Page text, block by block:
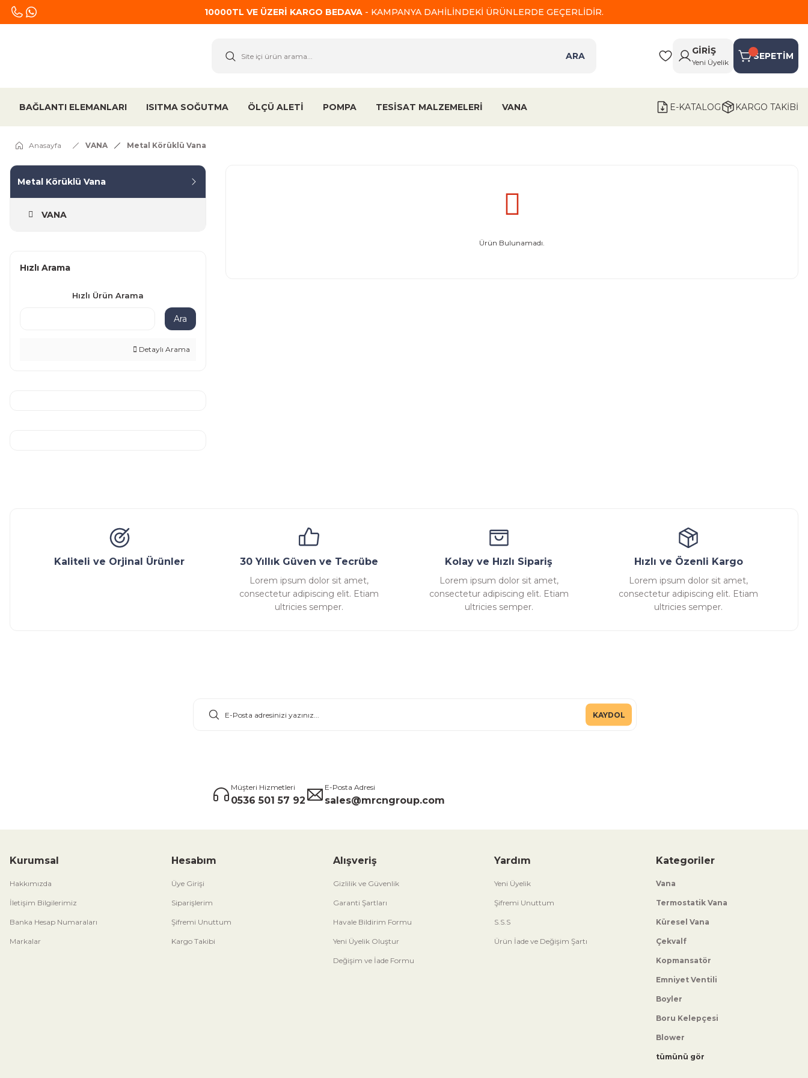
10000TL VE ÜZERİ KARGO BEDAVA - KAMPANYA DAHİLİNDEKİ ÜRÜNLERDE GEÇERLİDİR.
ARA
GİRİŞ
Yeni Üyelik
SEPETİM
BAĞLANTI ELEMANLARI ISITMA SOĞUTMA ÖLÇÜ ALETİ POMPA TESİSAT MALZEMELERİ VANA E-KATALOG KARGO TAKİBİ
Anasayfa VANA Metal Körüklü Vana
Metal Körüklü Vana
VANA
Hızlı Arama
Hızlı Ürün Arama
Ara
Detaylı Arama
Ürün Bulunamadı.
Kaliteli ve Orjinal Ürünler 30 Yıllık Güven ve Tecrübe
Lorem ipsum dolor sit amet,
consectetur adipiscing elit. Etiam
ultricies semper.
Kolay ve Hızlı Sipariş
Lorem ipsum dolor sit amet,
consectetur adipiscing elit. Etiam
ultricies semper.
Hızlı ve Özenli Kargo
Lorem ipsum dolor sit amet,
consectetur adipiscing elit. Etiam
ultricies semper.
KAYDOL
Müşteri Hizmetleri
0536 501 57 92
E-Posta Adresi
sales@mrcngroup.com
Kurumsal
Hakkımızda
İletişim Bilgilerimiz
Banka Hesap Numaraları
Markalar
Hesabım
Üye Girişi
Siparişlerim
Şifremi Unuttum
Kargo Takibi
Alışveriş
Gizlilik ve Güvenlik
Garanti Şartları
Havale Bildirim Formu
Yeni Üyelik Oluştur
Değişim ve İade Formu
Yardım
Yeni Üyelik
Şifremi Unuttum
S.S.S
Ürün İade ve Değişim Şartı
Kategoriler
Vana
Termostatik Vana
Küresel Vana
Çekvalf
Kopmansatör
Emniyet Ventili
Boyler
Boru Kelepçesi
Blower
tümünü gör